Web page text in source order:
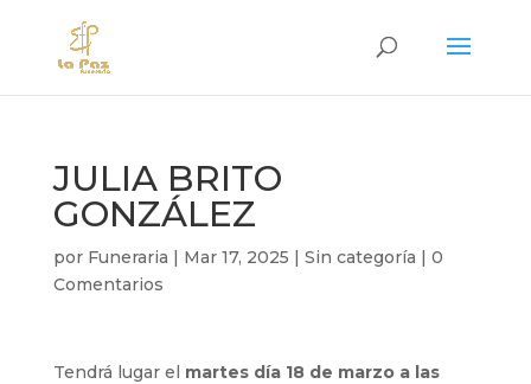
JULIA BRITO
GONZÁLEZ
por Funeraria | Mar 17, 2025 | Sin categoría | 0
Comentarios
Tendrá lugar el martes día 18 de marzo a las